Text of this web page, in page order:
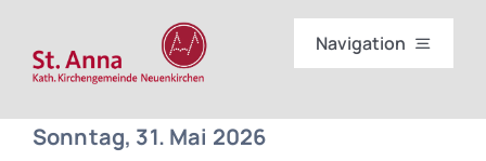
content
Navigation
Sonntag, 31. Mai 2026